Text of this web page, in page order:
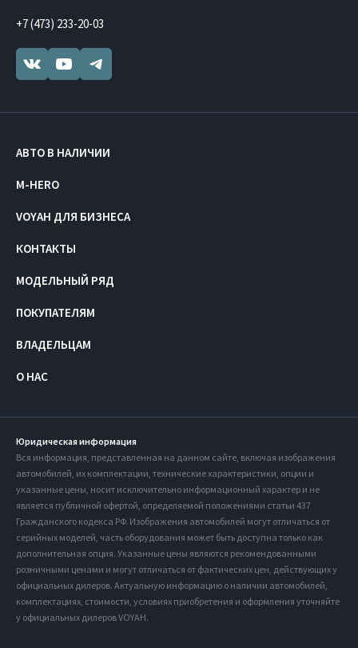
+7 (473) 233-20-03
АВТО В НАЛИЧИИ
M-HERO
VOYAH ДЛЯ БИЗНЕСА
КОНТАКТЫ
МОДЕЛЬНЫЙ РЯД
ПОКУПАТЕЛЯМ
ВЛАДЕЛЬЦАМ
О НАС
Юридическая информация
Вся информация, представленная на данном сайте, включая изображения
автомобилей, их комплектации, технические характеристики, опции и
указанные цены, носит исключительно информационный характер и не
является публичной офертой, определяемой положениями статьи 437
Гражданского кодекса РФ. Изображения автомобилей могут отличаться от
серийных моделей, часть оборудования может быть доступна только как
дополнительная опция. Указанные цены являются рекомендованными
розничными ценами и могут отличаться от фактических цен, действующих у
официальных дилеров. Актуальную информацию о наличии автомобилей,
комплектациях, стоимости, условиях приобретения и оформления уточняйте
у официальных дилеров VOYAH.